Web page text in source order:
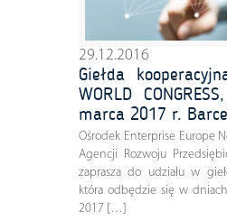
29.12.2016
Giełda
WORLD
marca 2017 r.
Ośrodek Enterprise Europe
Agencji Rozwoju
zaprasza do udziału w
która odbędzie się w
2017 […]